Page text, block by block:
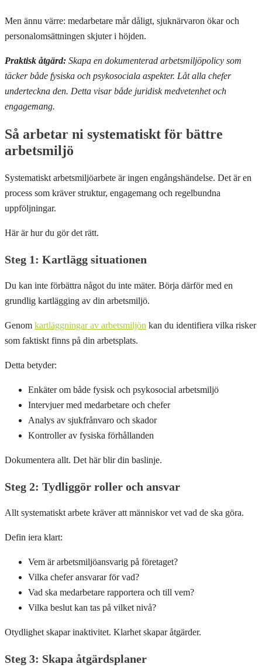
Men ännu värre: medarbetare mår dåligt, sjuknärvaron ökar och
personalomsättningen skjuter i höjden.
Praktisk åtgärd: Skapa en dokumenterad arbetsmiljöpolicy som
täcker både fysiska och psykosociala aspekter. Låt alla chefer
underteckna den. Detta visar både juridisk medvetenhet och
engagemang.
Så arbetar ni systematiskt för bättre
arbetsmiljö
Systematiskt arbetsmiljöarbete är ingen engångshändelse. Det är en
process som kräver struktur, engagemang och regelbundna
uppföljningar.
Här är hur du gör det rätt.
Steg 1: Kartlägg situationen
Du kan inte förbättra något du inte mäter. Börja därför med en
grundlig kartlägging av din arbetsmiljö.
Genom kartläggningar av arbetsmiljön kan du identifiera vilka risker
som faktiskt finns på din arbetsplats.
Detta betyder:
Enkäter om både fysisk och psykosocial arbetsmiljö
Intervjuer med medarbetare och chefer
Analys av sjukfrånvaro och skador
Kontroller av fysiska förhållanden
Dokumentera allt. Det här blir din baslinje.
Steg 2: Tydliggör roller och ansvar
Allt systematiskt arbete kräver att människor vet vad de ska göra.
Defin iera klart:
Vem är arbetsmiljöansvarig på företaget?
Vilka chefer ansvarar för vad?
Vad ska medarbetare rapportera och till vem?
Vilka beslut kan tas på vilket nivå?
Otydlighet skapar inaktivitet. Klarhet skapar åtgärder.
Steg 3: Skapa åtgärdsplaner